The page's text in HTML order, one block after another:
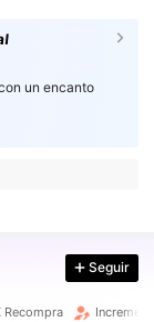
un encanto
Seguir
Recompra